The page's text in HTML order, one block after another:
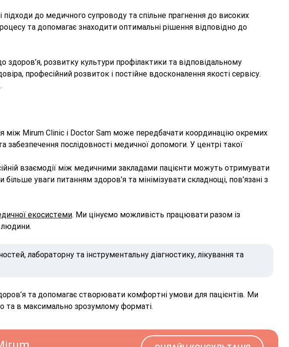
до медичного супроводу та спільне прагнення до високих
та допомагає знаходити оптимальні рішення відповідно до
здоров’я, розвитку культури профілактики та відповідальному
професійний розвиток і постійне вдосконалення якості сервісу.
між Mirum Clinic і Doctor Sam може передбачати координацію окремих
послідовності медичної допомоги. У центрі такої
взаємодії між медичними закладами пацієнти можуть отримувати
уваги питанням здоров’я та мінімізувати складнощі, пов’язані з
екосистеми. Ми цінуємо можливість працювати разом із
людини.
лабораторну та інструментальну діагностику, лікування та
та допомагає створювати комфортні умови для пацієнтів. Ми
та в максимально зрозумлому форматі.